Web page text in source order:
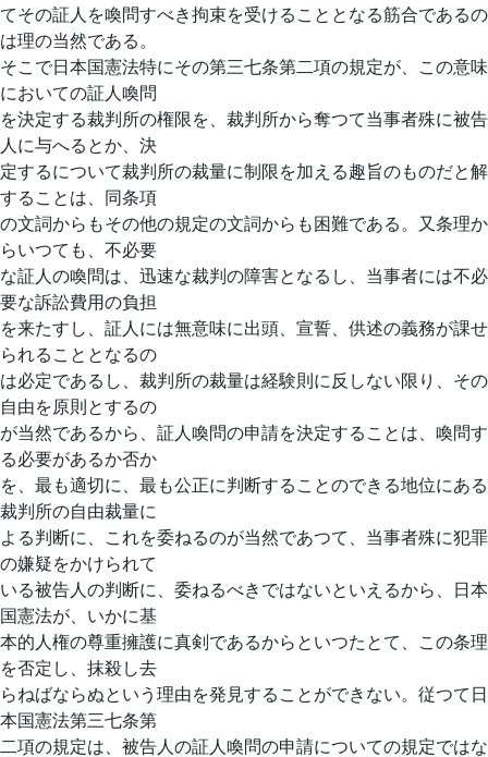
てその証人を喚問すべき拘束を受けることとなる筋合であるの
は理の当然である。
そこで日本国憲法特にその第三七条第二項の規定が、この意味
においての証人喚問
を決定する裁判所の権限を、裁判所から奪つて当事者殊に被告
人に与へるとか、決
定するについて裁判所の裁量に制限を加える趣旨のものだと解
することは、同条項
の文詞からもその他の規定の文詞からも困難である。又条理か
らいつても、不必要
な証人の喚問は、迅速な裁判の障害となるし、当事者には不必
要な訴訟費用の負担
を来たすし、証人には無意味に出頭、宣誓、供述の義務が課せ
られることとなるの
は必定であるし、裁判所の裁量は経験則に反しない限り、その
自由を原則とするの
が当然であるから、証人喚問の申請を決定することは、喚問す
る必要があるか否か
を、最も適切に、最も公正に判断することのできる地位にある
裁判所の自由裁量に
よる判断に、これを委ねるのが当然であつて、当事者殊に犯罪
の嫌疑をかけられて
いる被告人の判断に、委ねるべきではないといえるから、日本
国憲法が、いかに基
本的人権の尊重擁護に真剣であるからといつたとて、この条理
を否定し、抹殺し去
らねばならぬという理由を発見することができない。従つて日
本国憲法第三七条第
二項の規定は、被告人の証人喚問の申請についての規定ではな